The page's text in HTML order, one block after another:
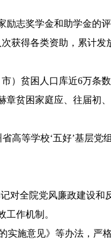
志奖学金和助学金的评
获得各类资助，累计发
）贫困人口库近6万条
章贫困家庭应、往届初
高等学校‘五好’基层党
对全院党风廉政建设和
作机制。
实施意见》等办法，严